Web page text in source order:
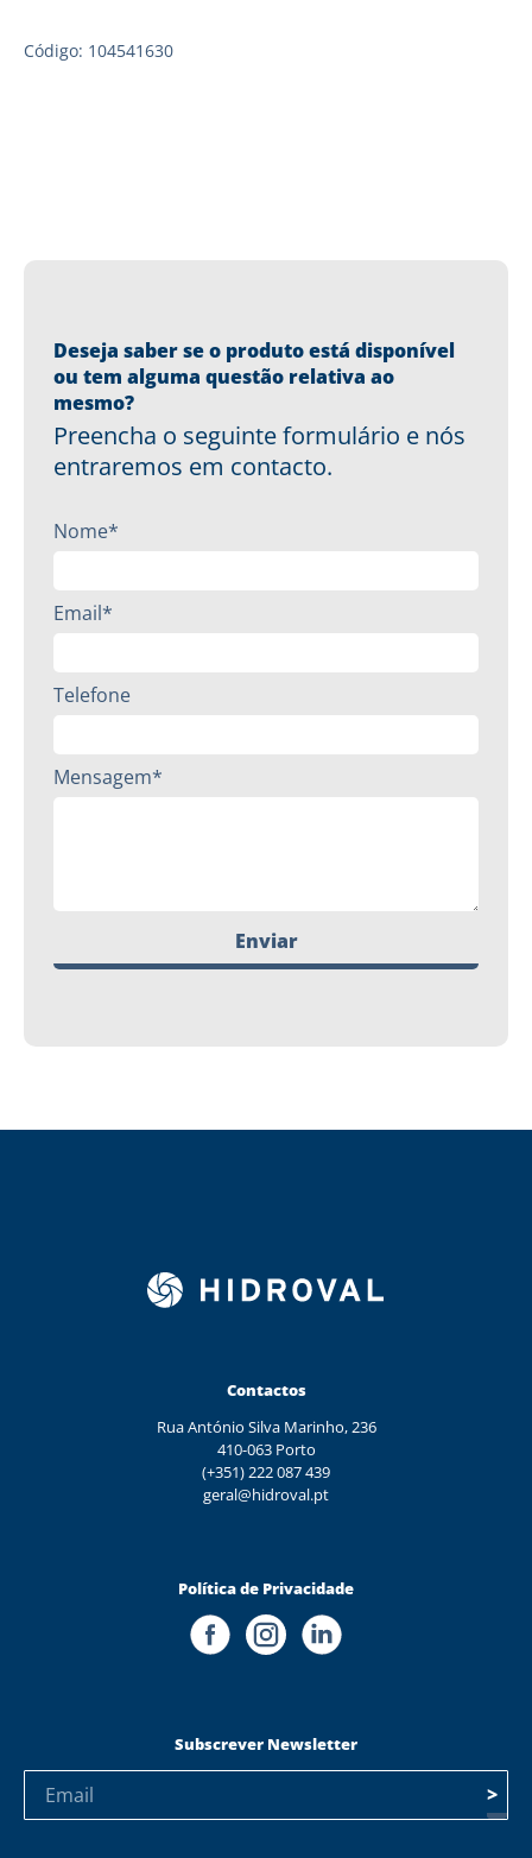
Código: 104541630
Deseja saber se o produto está disponível
ou tem alguma questão relativa ao
mesmo?
Preencha o seguinte formulário e nós
entraremos em contacto.
Nome*
Email*
Telefone
Mensagem*
Enviar
Contactos
Rua António Silva Marinho, 236
410-063 Porto
(+351) 222 087 439
geral@hidroval.pt
Política de Privacidade
Subscrever Newsletter
>